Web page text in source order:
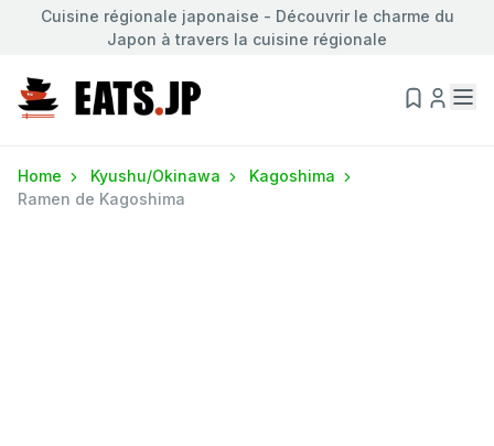
Cuisine régionale japonaise - Découvrir le charme du
Japon à travers la cuisine régionale
Home Kyushu/Okinawa
Kagoshima
Ramen de Kagoshima